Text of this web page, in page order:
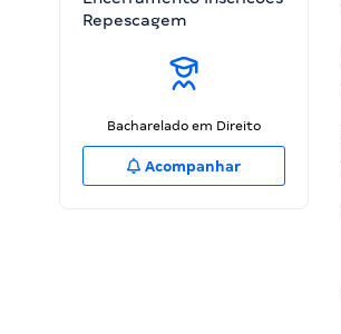
Repescagem
Bacharelado em Direito
Acompanhar